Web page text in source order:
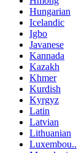
Hungarian
Icelandic
Igbo
Javanese
Kannada
Kazakh
Khmer
Kurdish
Kyrgyz
Latin
Latvian
Lithuanian
Luxembou..